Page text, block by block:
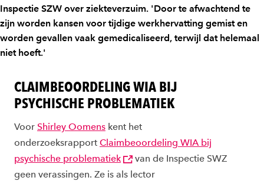
Inspectie SZW over ziekteverzuim. 'Door te afwachtend te
zijn worden kansen voor tijdige werkhervatting gemist en
worden gevallen vaak gemedicaliseerd, terwijl dat helemaal
niet hoeft.'
CLAIMBEOORDELING WIA BIJ
PSYCHISCHE PROBLEMATIEK
Voor Shirley Oomens kent het
onderzoeksrapport Claimbeoordeling WIA bij
psychische problematiek
van de Inspectie SWZ
geen verassingen. Ze is als lector